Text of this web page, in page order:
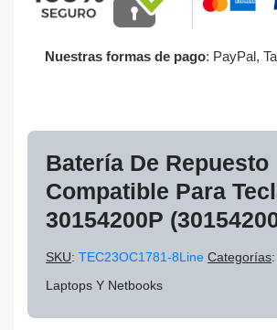
Nuestras formas de pago: PayPal,
Batería De Repuesto
Compatible Para
30154200P
SKU: TEC23OC1781-8Line Categorías
Laptops Y Netbooks